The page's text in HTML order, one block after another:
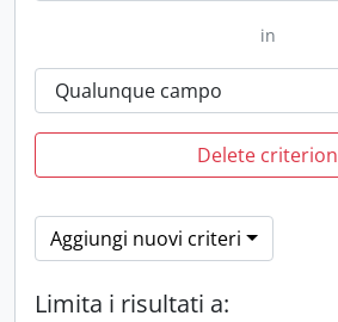
in
Delete criterion
Aggiungi nuovi criteri
Limita i risultati a: